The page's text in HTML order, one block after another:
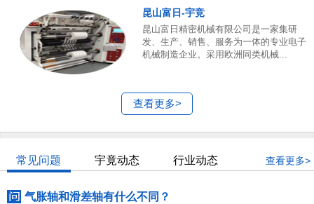
昆山富日-宇竞
昆山富日精密机械有限公司是一家集研
发、生产、销售、服务为一体的专业电子
机械制造企业。采用欧洲同类机械...
查看更多>
常见问题 宇竟动态 行业动态 查看更多>
气胀轴和滑差轴有什么不同？